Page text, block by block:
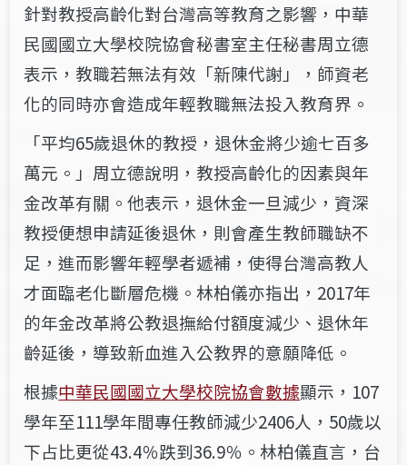
針對教授高齡化對台灣高等教育之影響， 中華
民國國立大學校院協會秘書室主任秘書周立德
表示，教職若無法有效「新陳代謝」，師資老
化的同時亦會造成年輕教職無法投入教育界。
「平均65歲退休的教授，退休金將少逾七百多
萬元。」周立德說明，教授高齡化的因素與年
金改革有關。他表示，退休金一旦減少，資深
教授便想申請延後退休，則會產生教師職缺不
足，進而影響年輕學者遞補，使得台灣高教人
才面臨老化斷層危機。林柏儀亦指出，2017年
的年金改革將公教退撫給付額度減少、退休年
齡延後，導致新血進入公教界的意願降低。
根據中華民國國立大學校院協會數據顯示，107
學年至111學年間專任教師減少2406人，50歲以
下占比更從43.4％跌到36.9％ 。林柏儀直言，台